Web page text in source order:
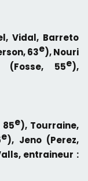
Vidal, Barreto
63e), Nouri
(Fosse, 55e),
e), Tourraine,
e), Jeno (Perez,
entraineur :